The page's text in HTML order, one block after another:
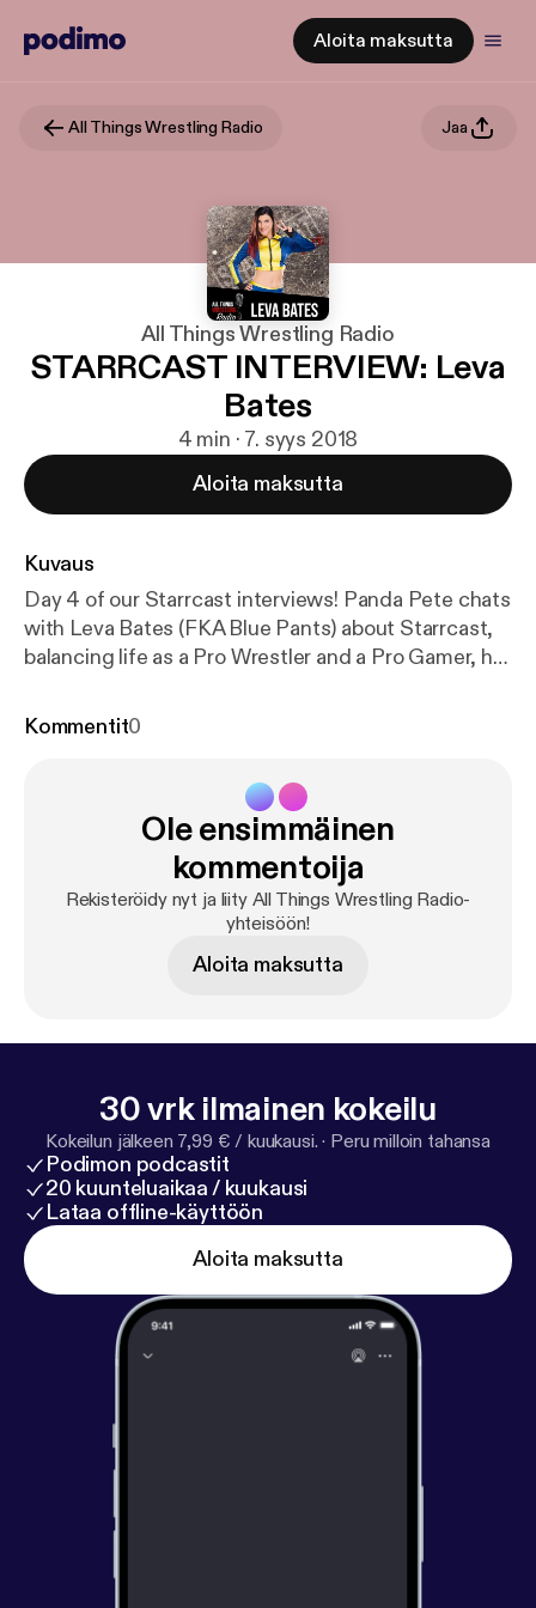
Aloita maksutta
All Things Wrestling Radio Jaa
All Things Wrestling Radio
STARRCAST INTERVIEW: Leva
Bates
4 min · 7. syys 2018
Aloita maksutta
Kuvaus
Day 4 of our Starrcast interviews! Panda Pete chats
with Leva Bates (FKA Blue Pants) about Starrcast,
balancing life as a Pro Wrestler and a Pro Gamer, her
Kommentit0
Ole ensimmäinen
kommentoija
Rekisteröidy nyt ja liity All Things Wrestling Radio-
yhteisöön!
Aloita maksutta
30 vrk ilmainen kokeilu
Kokeilun jälkeen 7,99 € / kuukausi. · Peru milloin tahansa
Podimon podcastit
20 kuunteluaikaa / kuukausi
Lataa offline-käyttöön
Aloita maksutta